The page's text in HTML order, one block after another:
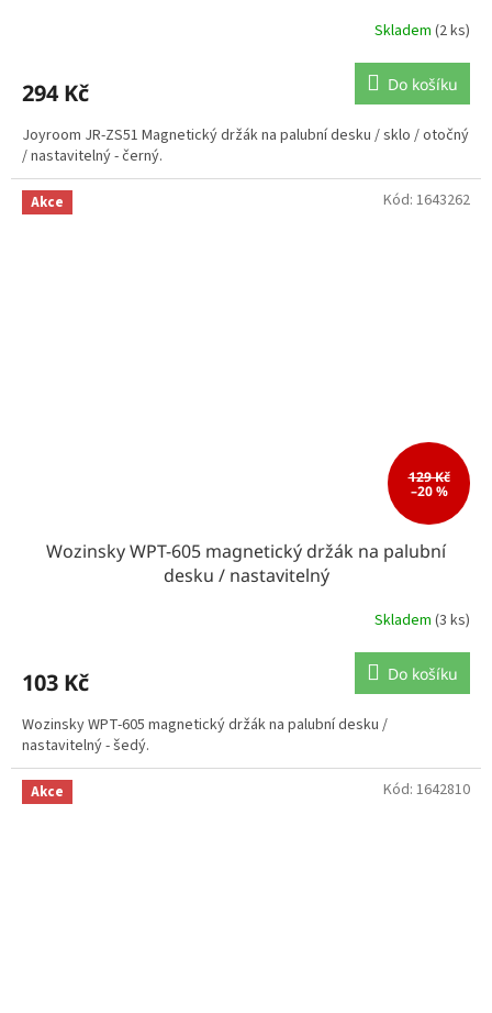
Skladem (2 ks)
294 Kč Do košíku
Joyroom JR-ZS51 Magnetický držák na palubní desku / sklo / otočný
/ nastavitelný - černý.
Akce
129 Kč
–20 %
Wozinsky WPT-605 magnetický držák na palubní
desku / nastavitelný
Skladem (3 ks)
103 Kč Do košíku
Wozinsky WPT-605 magnetický držák na palubní desku /
nastavitelný - šedý.
Kód: 1643262
Akce Kód: 1642810